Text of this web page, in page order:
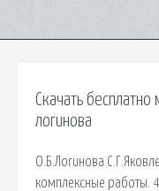
Скачать
логинова
О.Б.Логинова
комплексные работы.